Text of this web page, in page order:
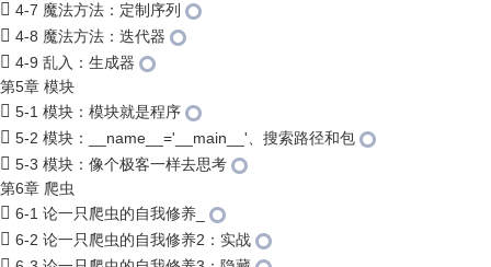
4-7 魔法方法：定制序列
4-8 魔法方法：迭代器
4-9 乱入：生成器
第5章 模块
5-1 模块：模块就是程序
5-2 模块：__name__='__main__'、搜索路径和包
5-3 模块：像个极客一样去思考
第6章 爬虫
6-1 论一只爬虫的自我修养_
6-2 论一只爬虫的自我修养2：实战